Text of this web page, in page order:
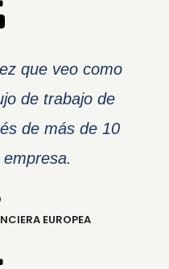
que veo como
de trabajo de
de más de 10
EUROPEA